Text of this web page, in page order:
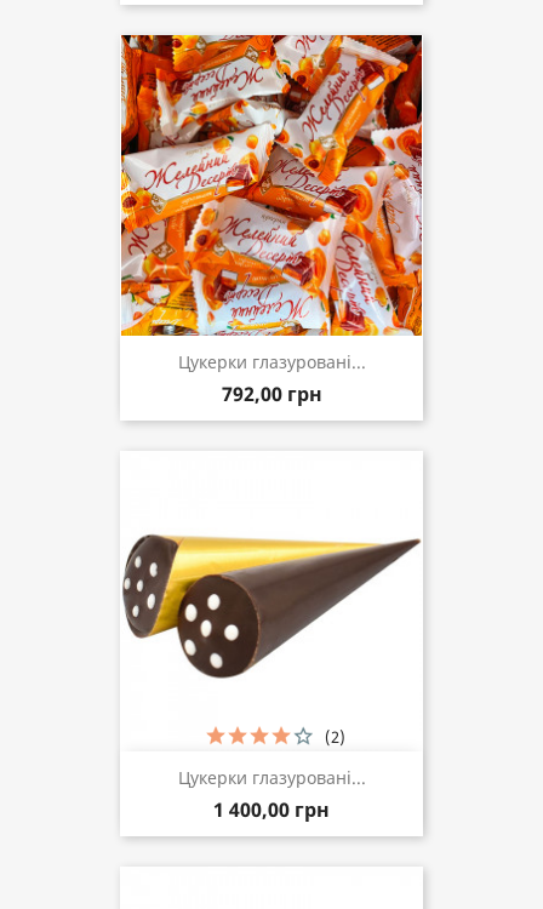
Цукерки глазуровані...
792,00 грн
Цукерки глазуровані...
1 400,00 грн
(2)